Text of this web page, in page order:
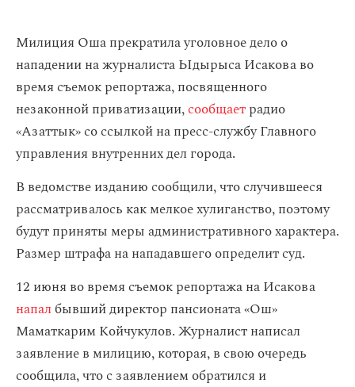
Милиция Оша прекратила уголовное дело о
нападении на журналиста Ыдырыса Исакова во
время съемок репортажа, посвященного
незаконной приватизации,сообщаетрадио
«Азаттык» со ссылкой на пресс-службу Главного
управления внутренних дел города.
В ведомстве изданию сообщили, что случившееся
рассматривалось как мелкое хулиганство, поэтому
будут приняты меры административного характера.
Размер штрафа на нападавшего определит суд.
12 июня во время съемок репортажа на Исакова
напалбывший директор пансионата «Ош»
Маматкарим Койчукулов. Журналист написал
заявление в милицию, которая, в свою очередь
сообщила, что с заявлением обратился и